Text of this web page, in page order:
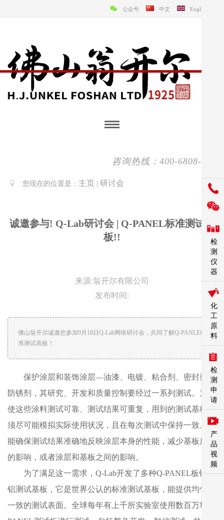
公众号 中文 English
咨询热线：400-6808-138
您现在的位置是： 主页 研讨会
诚邀参与! Q-Lab研讨会 | Q-PANEL标准测试底
板!!
来源:翁开尔有限公司
发布时间:
佛山翁开尔诚邀您参加9月18日Q-Lab网络研讨会，共同了解Q-PANLE标
准测试底板！
保护涂层和装饰涂层—油漆、电镀、粘合剂、密封剂和
防锈剂，其研究、开发和质量控制要经过一系列测试。为了
使这些涂料测试可靠、测试结果可重复，用到的测试基板必
须尽可能模拟实际使用状况，且在每次测试中保持一致。这
能确保测试结果准确地反映涂层本身的性能，减少基板质量
的影响，或者涂层和基板之间的影响。
为了满足这一需求，Q-Lab开发了多种Q-PANEL板钢和
铝测试基板，它是世界公认的标准测试基板，能提供均匀、
一致的测试表面。全球每年有上千所实验室使用数百万块Q-
检
测
仪
器
化
工
原
料
检
测
申
请
产
品
视
频